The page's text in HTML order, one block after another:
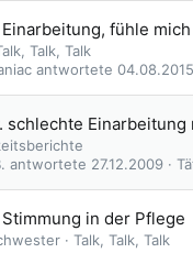
fühle
Talk, Talk
04.08.2015
schlechte Einarbeitung
27.12.2009
in der Pflege
Talk, Talk, Talk